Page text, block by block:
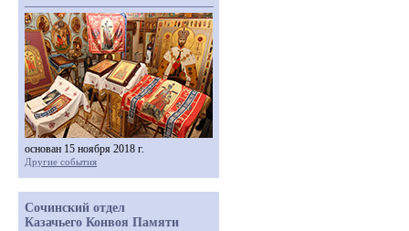
основан 15 ноября 2018 г.
Другие события
Сочинский отдел
Казачьего Конвоя Памяти